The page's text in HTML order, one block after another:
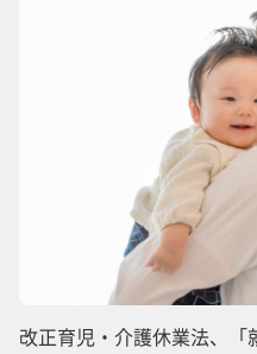
改正育児・介護休業法、